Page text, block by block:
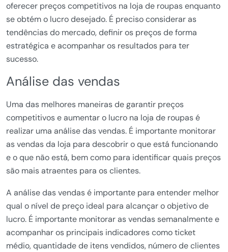
oferecer preços competitivos na loja de roupas enquanto
se obtém o lucro desejado. É preciso considerar as
tendências do mercado, definir os preços de forma
estratégica e acompanhar os resultados para ter
sucesso.
Análise das vendas
Uma das melhores maneiras de garantir preços
competitivos e aumentar o lucro na loja de roupas é
realizar uma análise das vendas. É importante monitorar
as vendas da loja para descobrir o que está funcionando
e o que não está, bem como para identificar quais preços
são mais atraentes para os clientes.
A análise das vendas é importante para entender melhor
qual o nível de preço ideal para alcançar o objetivo de
lucro. É importante monitorar as vendas semanalmente e
acompanhar os principais indicadores como ticket
médio, quantidade de itens vendidos, número de clientes